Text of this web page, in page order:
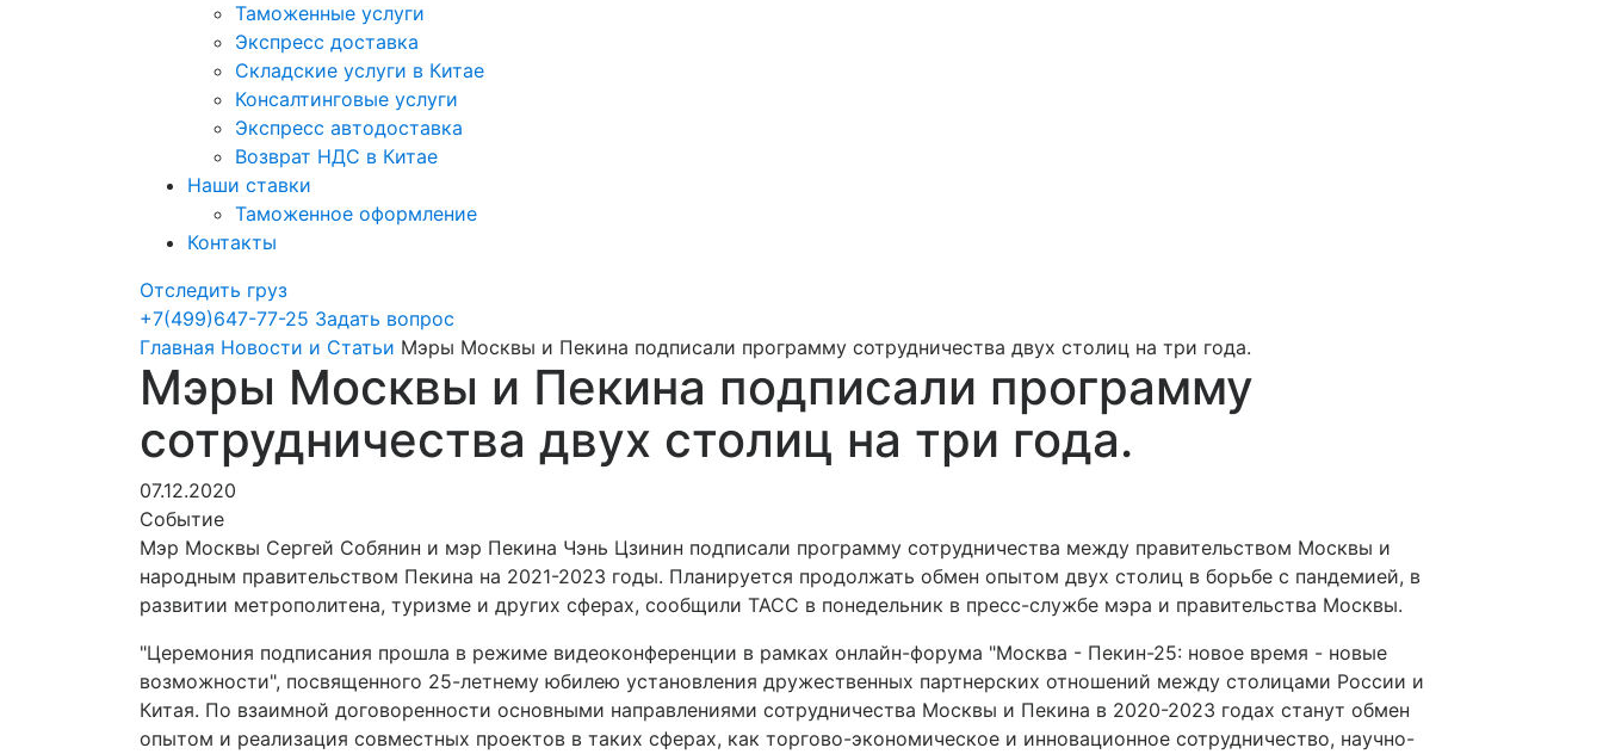
Таможенные услуги
Экспресс доставка
Cкладские услуги в Китае
Консалтинговые услуги
Экспресс автодоставка
Возврат НДС в Китае
Наши ставки
Таможенное оформление
Контакты
Отследить груз
+7(499)647-77-25 Задать вопрос
Главная Новости и Статьи Мэры Москвы и Пекина подписали программу сотрудничества двух столиц на три года.
Мэры Москвы и Пекина подписали программу
сотрудничества двух столиц на три года.
07.12.2020
Событие
Мэр Москвы Сергей Собянин и мэр Пекина Чэнь Цзинин подписали программу сотрудничества между правительством Москвы и
народным правительством Пекина на 2021-2023 годы. Планируется продолжать обмен опытом двух столиц в борьбе с пандемией, в
развитии метрополитена, туризме и других сферах, сообщили ТАСС в понедельник в пресс-службе мэра и правительства Москвы.
"Церемония подписания прошла в режиме видеоконференции в рамках онлайн-форума "Москва - Пекин-25: новое время - новые
возможности", посвященного 25-летнему юбилею установления дружественных партнерских отношений между столицами России и
Китая. По взаимной договоренности основными направлениями сотрудничества Москвы и Пекина в 2020-2023 годах станут обмен
опытом и реализация совместных проектов в таких сферах, как торгово-экономическое и инновационное сотрудничество, научно-